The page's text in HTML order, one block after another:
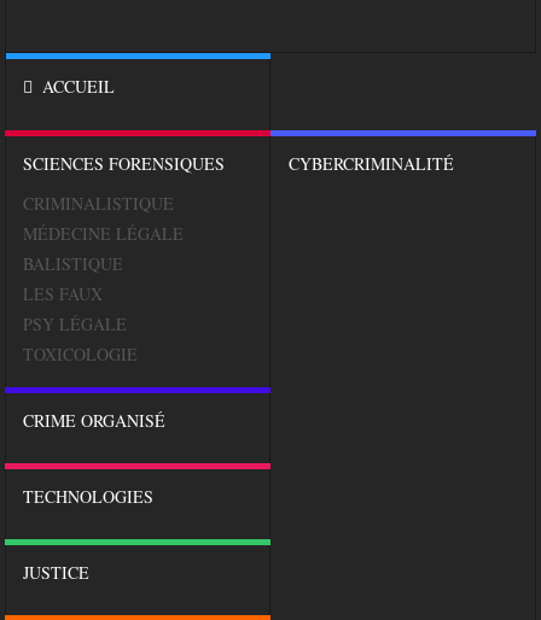
ACCUEIL
SCIENCES FORENSIQUES
CRIMINALISTIQUE
MÉDECINE LÉGALE
BALISTIQUE
LES FAUX
PSY LÉGALE
TOXICOLOGIE
CYBERCRIMINALITÉ
CRIME ORGANISÉ
TECHNOLOGIES
JUSTICE